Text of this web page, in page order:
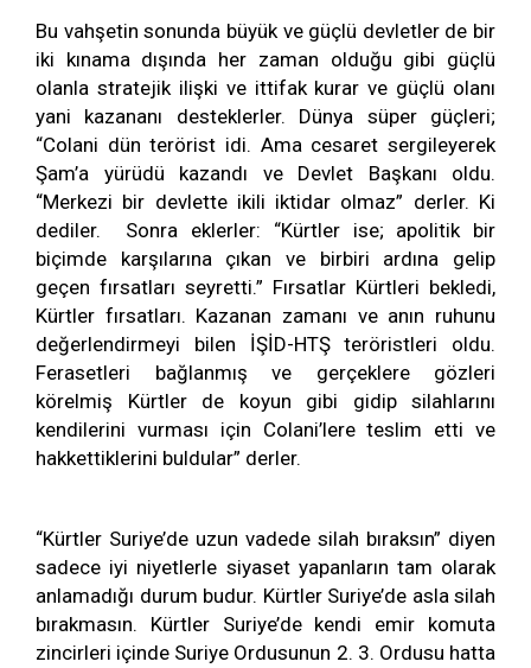
Bu vahşetin sonunda büyük ve güçlü devletler de bir
iki kınama dışında her zaman olduğu gibi güçlü
olanla stratejik ilişki ve ittifak kurar ve güçlü olanı
yani kazananı desteklerler. Dünya süper güçleri;
“Colani dün terörist idi. Ama cesaret sergileyerek
Şam’a yürüdü kazandı ve Devlet Başkanı oldu.
“Merkezi bir devlette ikili iktidar olmaz” derler. Ki
dediler. Sonra eklerler: “Kürtler ise; apolitik bir
biçimde karşılarına çıkan ve birbiri ardına gelip
geçen fırsatları seyretti.” Fırsatlar Kürtleri bekledi,
Kürtler fırsatları. Kazanan zamanı ve anın ruhunu
değerlendirmeyi bilen İŞİD-HTŞ teröristleri oldu.
Ferasetleri bağlanmış ve gerçeklere gözleri
körelmiş Kürtler de koyun gibi gidip silahlarını
kendilerini vurması için Colani’lere teslim etti ve
hakkettiklerini buldular” derler.
“Kürtler Suriye’de uzun vadede silah bıraksın” diyen
sadece iyi niyetlerle siyaset yapanların tam olarak
anlamadığı durum budur. Kürtler Suriye’de asla silah
bırakmasın. Kürtler Suriye’de kendi emir komuta
zincirleri içinde Suriye Ordusunun 2. 3. Ordusu hatta